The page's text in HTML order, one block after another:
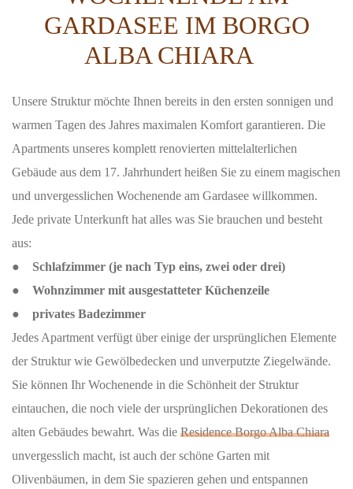
GARDASEE IM BORGO
ALBA CHIARA
Unsere Struktur möchte Ihnen bereits in den ersten sonnigen und
warmen Tagen des Jahres maximalen Komfort garantieren. Die
Apartments unseres komplett renovierten mittelalterlichen
Gebäude aus dem 17. Jahrhundert heißen Sie zu einem magischen
und unvergesslichen Wochenende am Gardasee willkommen.
Jede private Unterkunft hat alles was Sie brauchen und besteht
aus:
● Schlafzimmer (je nach Typ eins, zwei oder drei)
● Wohnzimmer mit ausgestatteter Küchenzeile
● privates Badezimmer
Jedes Apartment verfügt über einige der ursprünglichen Elemente
der Struktur wie Gewölbedecken und unverputzte Ziegelwände.
Sie können Ihr Wochenende in die Schönheit der Struktur
eintauchen, die noch viele der ursprünglichen Dekorationen des
alten Gebäudes bewahrt. Was die Residence Borgo Alba Chiara
unvergesslich macht, ist auch der schöne Garten mit
Olivenbäumen, in dem Sie spazieren gehen und entspannen